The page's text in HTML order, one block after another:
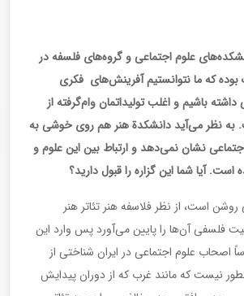
علوم اجتماعی و گروه‌های فلسفه در
بوده که ما نتوانستیم آفرینش‌های فکری
باشیم و اغلب تولیداتمان وام‌گرفته از
به نظر می‌آید دانشکدة هنر هم روی خوشی به
نشان نمی‌دهد و ارتباط بین این علوم و
آیا شما این گزاره را قبول دارید؟
است، از نظر فلاسفه هنر تئاتر هنر
فلسفی آن‌ها را پایین می‌آورد پس وارد این
اصحاب علوم اجتماعی در ایران شناختی از
نیست که مانند غرب که از دوران پیدایش